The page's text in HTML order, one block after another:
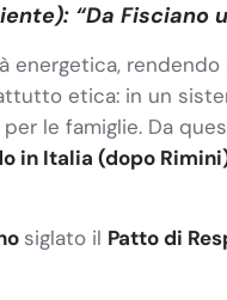
“Da
energetica,
etica: in un
le famiglie. Da
in Italia (dopo
siglato il Patto di